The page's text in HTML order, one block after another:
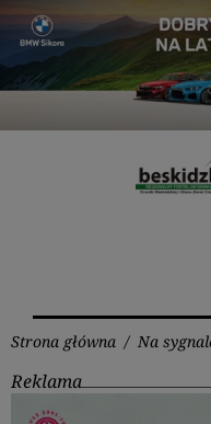
Przejdź
treści
Strona główna / Na
Reklama